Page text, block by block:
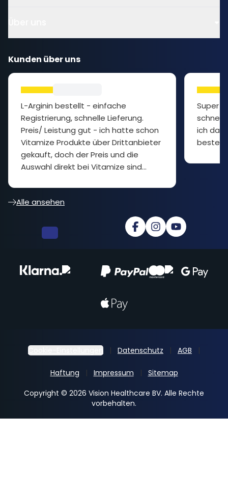
Kunden über uns
L-Arginin bestellt - einfache
Registrierung, schnelle Lieferung.
Preis/ Leistung gut - ich hatte schon
Vitamize Produkte über Drittanbieter
gekauft, doch der Preis und die
Auswahl direkt bei Vitamize sind
Super
ich das
Alle ansehen
Cookie-Einstellungen Datenschutz AGB
Haftung Impressum
Sitemap
Copyright © 2026 Vision Healthcare BV. Alle Rechte
vorbehalten.